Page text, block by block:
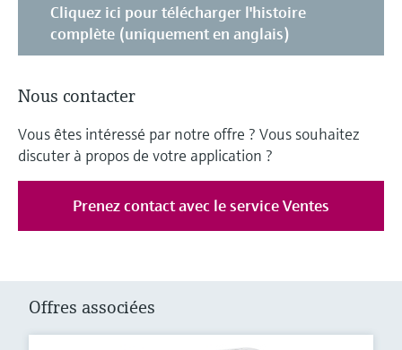
Cliquez ici pour télécharger l'histoire
complète (uniquement en anglais)
Nous contacter
Vous êtes intéressé par notre offre ? Vous souhaitez
discuter à propos de votre application ?
Prenez contact avec le service Ventes
Offres associées